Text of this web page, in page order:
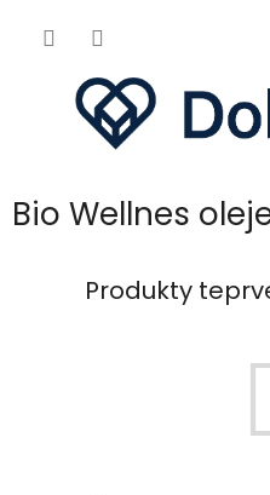
Bio Wellnes
Produkty